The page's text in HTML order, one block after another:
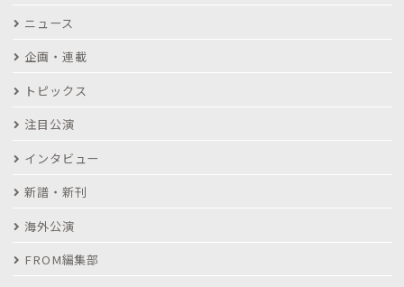
ニュース
企画・連載
トピックス
注目公演
インタビュー
新譜・新刊
海外公演
FROM編集部